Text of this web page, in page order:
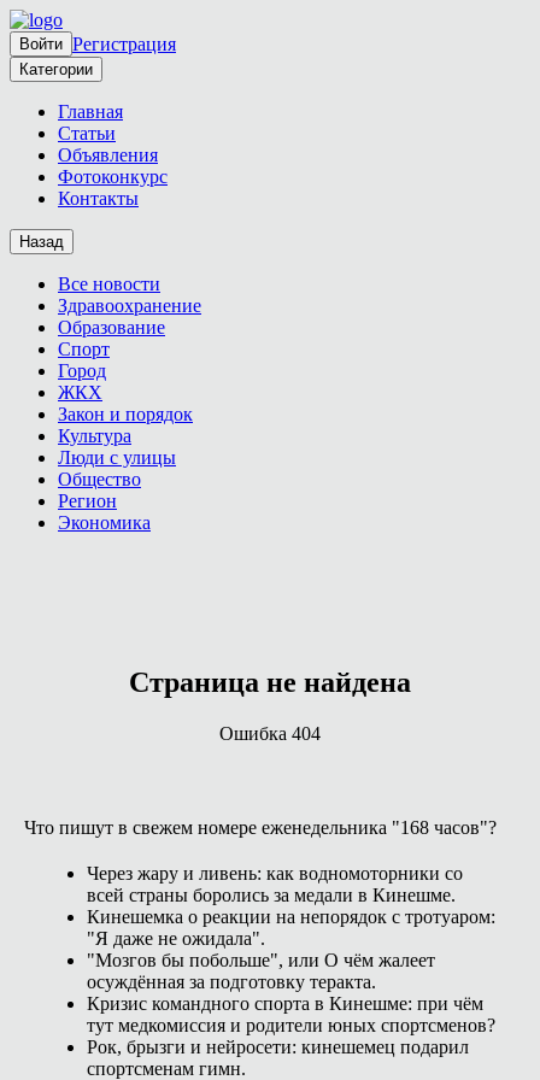
Войти Регистрация
Категории
Главная
Статьи
Объявления
Фотоконкурс
Контакты
Назад
Все новости
Здравоохранение
Образование
Спорт
Город
ЖКХ
Закон и порядок
Культура
Люди с улицы
Общество
Регион
Экономика
Страница не найдена
Ошибка 404
Что пишут в свежем номере еженедельника "168 часов"?
Через жару и ливень: как водномоторники со
всей страны боролись за медали в Кинешме.
Кинешемка о реакции на непорядок с тротуаром:
"Я даже не ожидала".
"Мозгов бы побольше", или О чём жалеет
осуждённая за подготовку теракта.
Кризис командного спорта в Кинешме: при чём
тут медкомиссия и родители юных спортсменов?
Рок, брызги и нейросети: кинешемец подарил
спортсменам гимн.